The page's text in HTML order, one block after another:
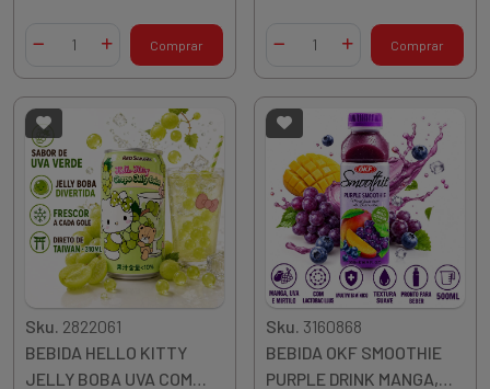
Diminuir QuantidadeAdicionar Quantidade
Comprar
Diminuir QuantidadeAdicionar Quantidade
Comprar
Sku. 2822061
BEBIDA HELLO KITTY
JELLY BOBA UVA COM
Sku. 3160868
BEBIDA OKF SMOOTHIE
PURPLE DRINK MANGA,